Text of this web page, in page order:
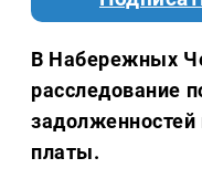
В Набережных
расследование
задолженностей
платы.